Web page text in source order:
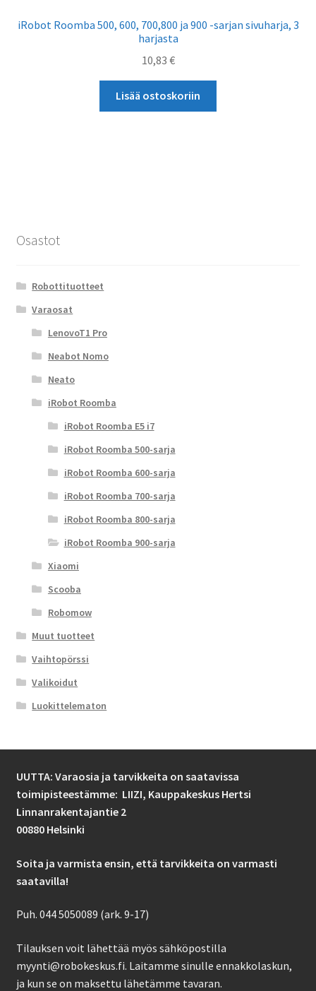
iRobot Roomba 500, 600, 700,800 ja 900 -sarjan sivuharja, 3
harjasta
10,83 €
Lisää ostoskoriin
Osastot
Robottituotteet
Varaosat
LenovoT1 Pro
Neabot Nomo
Neato
iRobot Roomba
iRobot Roomba E5 i7
iRobot Roomba 500-sarja
iRobot Roomba 600-sarja
iRobot Roomba 700-sarja
iRobot Roomba 800-sarja
iRobot Roomba 900-sarja
Xiaomi
Scooba
Robomow
Muut tuotteet
Vaihtopörssi
Valikoidut
Luokittelematon
UUTTA: Varaosia ja tarvikkeita on saatavissa
toimipisteestämme: LIIZI, Kauppakeskus Hertsi
Linnanrakentajantie 2
00880 Helsinki
Soita ja varmista ensin, että tarvikkeita on varmasti
saatavilla!
Puh. 044 5050089 (ark. 9-17)
Tilauksen voit lähettää myös sähköpostilla
myynti@robokeskus.fi. Laitamme sinulle ennakkolaskun,
ja kun se on maksettu lähetämme tavaran.